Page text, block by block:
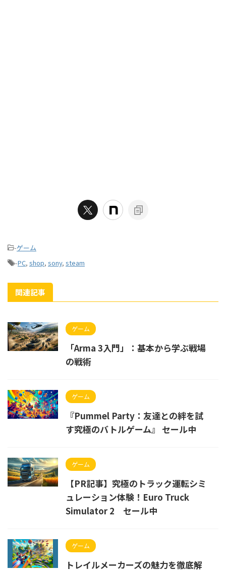
-ゲーム
-PC, shop, sony, steam
関連記事
ゲーム
「Arma 3入門」：基本から学ぶ戦場
の戦術
ゲーム
『Pummel Party：友達との絆を試
す究極のバトルゲーム』 セール中
ゲーム
【PR記事】究極のトラック運転シミ
ュレーション体験！Euro Truck
Simulator 2 セール中
ゲーム
トレイルメーカーズの魅力を徹底解